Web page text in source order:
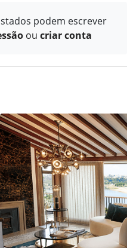
podem escrever
ou criar conta